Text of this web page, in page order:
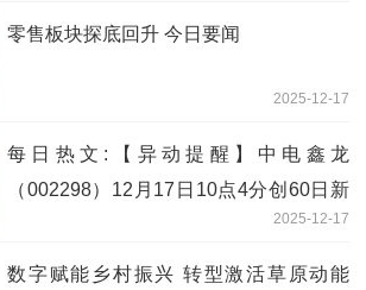
零售板块探底回升 今日要闻
2025-12-17
每日热文:【异动提醒】中电鑫龙
（002298）12月17日10点4分创60日新
2025-12-17
数字赋能乡村振兴 转型激活草原动能